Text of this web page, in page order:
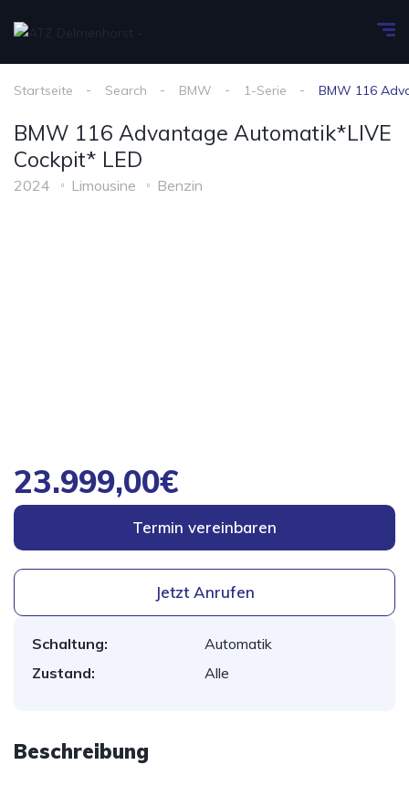
Startseite Search BMW 1-Serie BMW 116
BMW 116 Advantage Automatik*LIVE
Cockpit* LED
2024 Limousine Benzin
23.999,00€
Termin vereinbaren
Jetzt Anrufen
Schaltung:
Automatik
Zustand:
Alle
Beschreibung